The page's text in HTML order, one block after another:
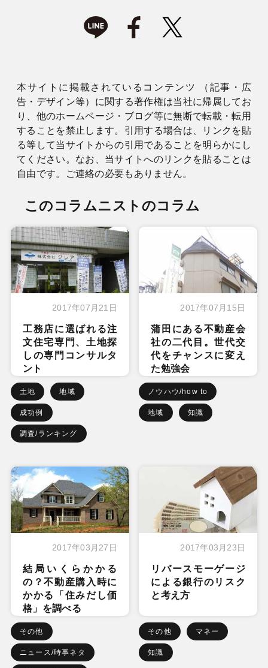
本サイトに掲載されているコンテンツ （記事・広
告・デザイン等）に関する著作権は当社に帰属してお
り、他のホームページ・ブログ等に無断で転載・転用
することを禁止します。引用する場合は、リンクを貼
る等して当サイトからの引用であることを明らかにし
てください。なお、当サイトへのリンクを貼ることは
自由です。ご連絡の必要もありません。
このコラムニストのコラム
2017年07月21日
工務店に選ばれる注
文住宅専門、土地探
しの専門コンサルタ
ント
土地 地域
成功例
調査/ランキング
2017年07月15日
蒲田にある不動産会
社の二代目。世代交
代をチャンスに変え
た勉強会
ノウハウ/how to
地域 知識
2017年03月27日
結局いくらかかる
の？不動産購入時に
かかる「住みだし価
格」を調べる
その他
ニュース/時事ネタ
2017年03月23日
リバースモーゲージ
による銀行のリスク
と考え方
その他 マネー
知識